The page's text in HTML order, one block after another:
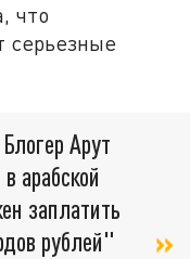
что
серьезные
Арут
арабской
заплатить
рублей"